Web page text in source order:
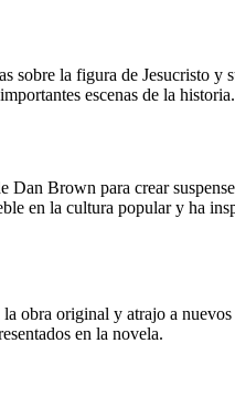
sobre la figura de Jesucristo y
escenas de la historia.
Brown para crear
en la cultura popular y ha
obra original y atrajo a nuevos
en la novela.